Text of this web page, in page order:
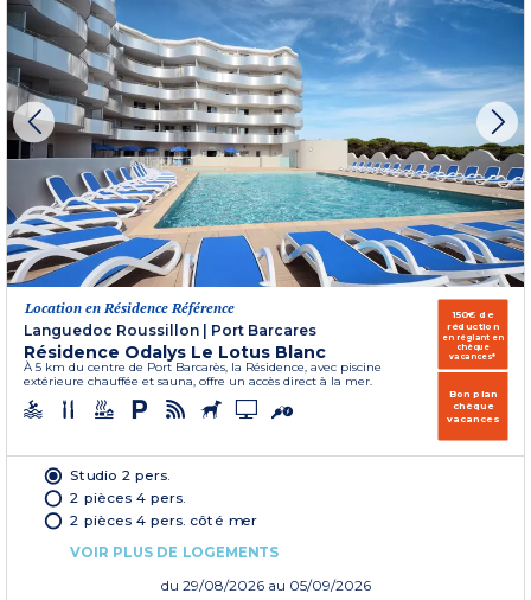
Location en Résidence Référence
Languedoc Roussillon
Port Barcares
Résidence Odalys Le Lotus Blanc
À 5 km du centre de Port Barcarès, la Résidence, avec piscine
extérieure chauffée et sauna, offre un accès direct à la mer.
150€ de
réduction
en réglant en
chèque
vacances*
Bon plan
chèque
vacances
Studio 2 pers.
2 pièces 4 pers.
2 pièces 4 pers. côté mer
VOIR PLUS DE LOGEMENTS
du 29/08/2026 au 05/09/2026